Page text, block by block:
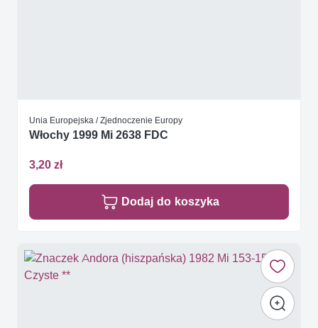
Unia Europejska / Zjednoczenie Europy
Włochy 1999 Mi 2638 FDC
3,20 zł
Dodaj do koszyka